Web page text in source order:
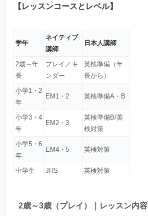
【レッスンコースとレベル】
学年
ネイティブ
講師
日本人講師
2歳～年
長
プレイ／キ
ンダー
英検準備（年
長から）
小学1・2
年
EM1・2 英検準備A・B
小学3・4
年
EM2・3
英検準備B/英
検対策
小学5・6
年
EM4・5 英検対策
中学生 JHS 英検対策
2歳～3歳（プレイ）｜レッスン内容